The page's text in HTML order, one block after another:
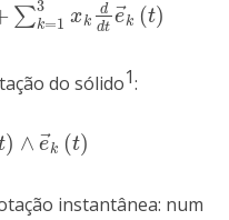
∑3
k=1 xk
d
dt
e⃗
k (t)
=1 3x d dte→k(t
do sólido1:
) ∧ e⃗
k (t)
t) ∧e →k (t)
instantânea: num